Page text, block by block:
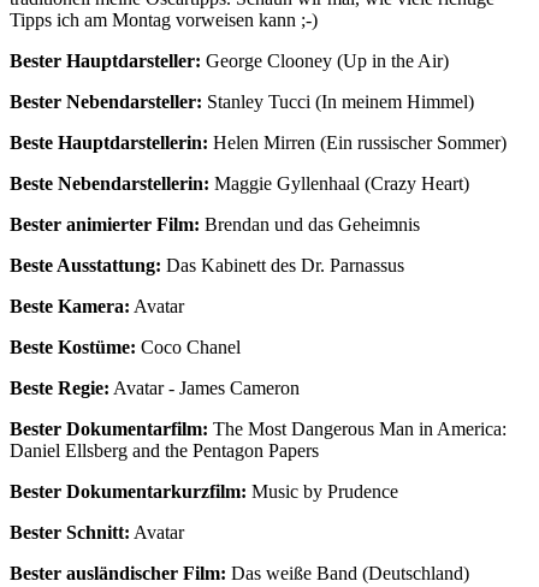
Tipps ich am Montag vorweisen kann ;-)
Bester Hauptdarsteller: George Clooney (Up in the Air)
Bester Nebendarsteller: Stanley Tucci (In meinem Himmel)
Beste Hauptdarstellerin: Helen Mirren (Ein russischer Sommer)
Beste Nebendarstellerin: Maggie Gyllenhaal (Crazy Heart)
Bester animierter Film: Brendan und das Geheimnis
Beste Ausstattung: Das Kabinett des Dr. Parnassus
Beste Kamera: Avatar
Beste Kostüme: Coco Chanel
Beste Regie: Avatar - James Cameron
Bester Dokumentarfilm: The Most Dangerous Man in America:
Daniel Ellsberg and the Pentagon Papers
Bester Dokumentarkurzfilm: Music by Prudence
Bester Schnitt: Avatar
Bester ausländischer Film: Das weiße Band (Deutschland)